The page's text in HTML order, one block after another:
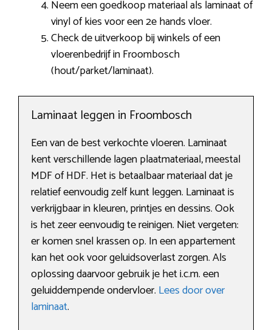
Neem een goedkoop materiaal als laminaat of
vinyl of kies voor een 2e hands vloer.
Check de uitverkoop bij winkels of een
vloerenbedrijf in Froombosch
(hout/parket/laminaat).
Laminaat leggen in Froombosch
Een van de best verkochte vloeren. Laminaat
kent verschillende lagen plaatmateriaal, meestal
MDF of HDF. Het is betaalbaar materiaal dat je
relatief eenvoudig zelf kunt leggen. Laminaat is
verkrijgbaar in kleuren, printjes en dessins. Ook
is het zeer eenvoudig te reinigen. Niet vergeten:
er komen snel krassen op. In een appartement
kan het ook voor geluidsoverlast zorgen. Als
oplossing daarvoor gebruik je het i.c.m. een
geluiddempende ondervloer. Lees door over
laminaat.